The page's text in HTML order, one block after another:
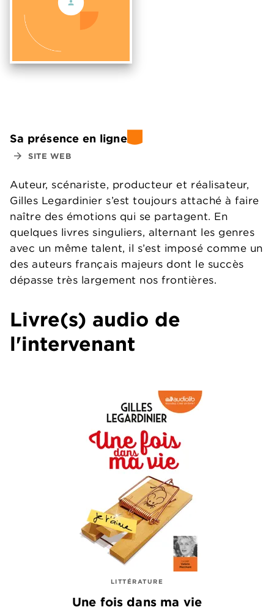
Auteur, scénariste, producteur et réalisateur,
Gilles Legardinier s’est toujours attaché à faire
naître des émotions qui se partagent. En
quelques livres singuliers, alternant les genres
avec un même talent, il s’est imposé comme un
des auteurs français majeurs dont le succès
dépasse très largement nos frontières.
Sa présence en ligne
arrow_forward SITE WEB
Livre(s) audio de
l'intervenant
LITTÉRATURE
Une fois dans ma vie